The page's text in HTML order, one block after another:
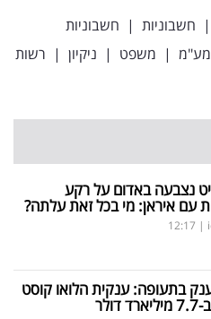
| חשבוניות | חשבוניות
מע"מ | משפט | ניקיון | רשות
נצבעה באדום על רקע
עם איראן: מי בכל זאת עלתה?
|
12:17
בתעופה: ענקית הלואו קוסט